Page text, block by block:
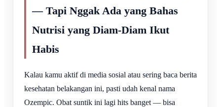
— Tapi Nggak Ada yang Bahas
Nutrisi yang Diam-Diam Ikut
Habis
Kalau kamu aktif di media sosial atau sering baca berita
kesehatan belakangan ini, pasti udah kenal nama
Ozempic. Obat suntik ini lagi hits banget — bisa